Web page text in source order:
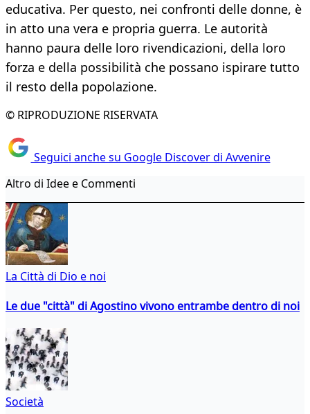
educativa. Per questo, nei confronti delle donne, è
in atto una vera e propria guerra. Le autorità
hanno paura delle loro rivendicazioni, della loro
forza e della possibilità che possano ispirare tutto
il resto della popolazione.
© RIPRODUZIONE RISERVATA
Seguici anche su Google Discover di Avvenire
Altro di Idee e Commenti
La Città di Dio e noi
Le due "città" di Agostino vivono entrambe dentro di noi
Società